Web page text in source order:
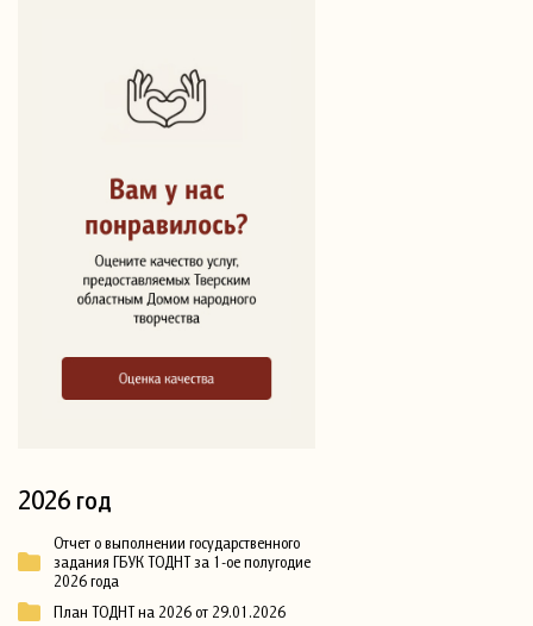
2026 год
Отчет о выполнении государственного
задания ГБУК ТОДНТ за 1-ое полугодие
2026 года
План ТОДНТ на 2026 от 29.01.2026